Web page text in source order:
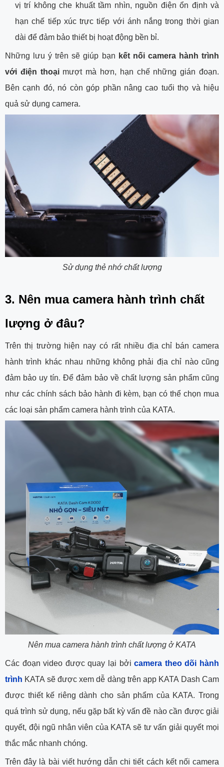
vị trí không che khuất tầm nhìn, nguồn điện ổn định và
hạn chế tiếp xúc trực tiếp với ánh nắng trong thời gian
dài để đảm bảo thiết bị hoạt động bền bỉ.
Những lưu ý trên sẽ giúp bạn kết nối camera hành trình
với điện thoạimượt mà hơn, hạn chế những gián đoạn.
Bên cạnh đó, nó còn góp phần nâng cao tuổi thọ và hiệu
quả sử dụng camera.
Sử dụng thẻ nhớ chất lượng
3. Nên mua camera hành trình chất
lượng ở đâu?
Trên thị trường hiện nay có rất nhiều địa chỉ bán camera
hành trình khác nhau những không phải địa chỉ nào cũng
đảm bảo uy tín. Để đảm bảo về chất lượng sản phẩm cũng
như các chính sách bảo hành đi kèm, bạn có thể chọn mua
các loại sản phẩm camera hành trình của KATA.
Nên mua camera hành trình chất lượng ở KATA
Các đoạn video được quay lại bởicamera theo dõi hành
trình KATA sẽ được xem dễ dàng trên app KATA Dash Cam
được thiết kế riêng dành cho sản phẩm của KATA. Trong
quá trình sử dụng, nếu gặp bất kỳ vấn đề nào cần được giải
quyết, đội ngũ nhân viên của KATA sẽ tư vấn giải quyết mọi
thắc mắc nhanh chóng.
Trên đây là bài viết hướng dẫn chi tiết cách kết nối camera